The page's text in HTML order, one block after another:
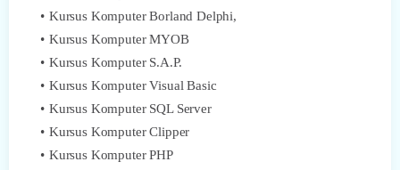
Kursus Komputer Borland Delphi,
Kursus Komputer MYOB
Kursus Komputer S.A.P.
Kursus Komputer Visual Basic
Kursus Komputer SQL Server
Kursus Komputer Clipper
Kursus Komputer PHP